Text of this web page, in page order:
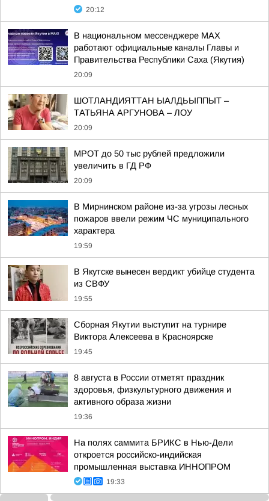
20:12
В национальном мессенджере MAX
работают официальные каналы Главы и
Правительства Республики Саха (Якутия)
20:09
ШОТЛАНДИЯТТАН ЫАЛДЬЫППЫТ –
ТАТЬЯНА АРГУНОВА – ЛОУ
20:09
МРОТ до 50 тыс рублей предложили
увеличить в ГД РФ
20:09
В Мирнинском районе из-за угрозы лесных
пожаров ввели режим ЧС муниципального
характера
19:59
В Якутске вынесен вердикт убийце студента
из СВФУ
19:55
Сборная Якутии выступит на турнире
Виктора Алексеева в Красноярске
19:45
8 августа в России отметят праздник
здоровья, физкультурного движения и
активного образа жизни
19:36
На полях саммита БРИКС в Нью-Дели
откроется российско-индийская
промышленная выставка ИННОПРОМ
19:33